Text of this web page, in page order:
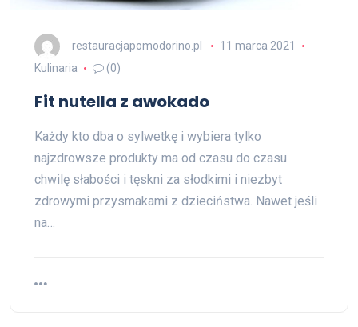
restauracjapomodorino.pl
11 marca 2021
Kulinaria
(0)
Fit nutella z awokado
Każdy kto dba o sylwetkę i wybiera tylko
najzdrowsze produkty ma od czasu do czasu
chwilę słabości i tęskni za słodkimi i niezbyt
zdrowymi przysmakami z dzieciństwa. Nawet jeśli
na…